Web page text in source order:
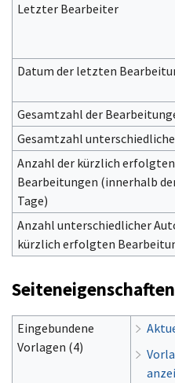
Letzter Bearbeiter
Datum der letzten
Gesamtzahl der
Gesamtzahl
Anzahl der kürzlich erfolgten
Bearbeitungen (innerhalb
Tage)
Anzahl unterschiedlicher
kürzlich erfolgten
Seiteneigenschaften
Eingebundene
Vorlagen (4)